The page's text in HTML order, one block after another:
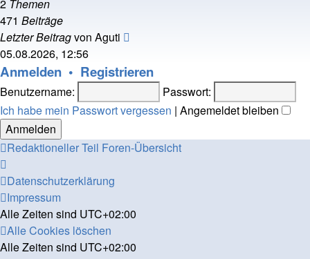
2 Themen
471 Beiträge
Letzter Beitragvon Aguti
05.08.2026, 12:56
Anmelden • Registrieren
Benutzername:
Passwort:
Ich habe mein Passwort vergessen | Angemeldet bleiben
Redaktioneller Teil Foren-Übersicht
Datenschutzerklärung
Impressum
Alle Zeiten sind UTC+02:00
Alle Cookies löschen
Alle Zeiten sind UTC+02:00